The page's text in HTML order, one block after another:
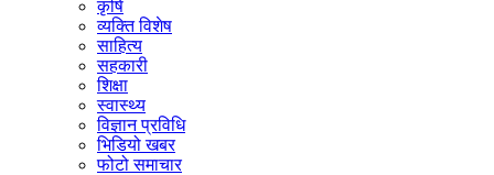
कृषि
व्यक्ति विशेष
साहित्य
सहकारी
शिक्षा
स्वास्थ्य
विज्ञान प्रविधि
भिडियो खबर
फोटो समाचार